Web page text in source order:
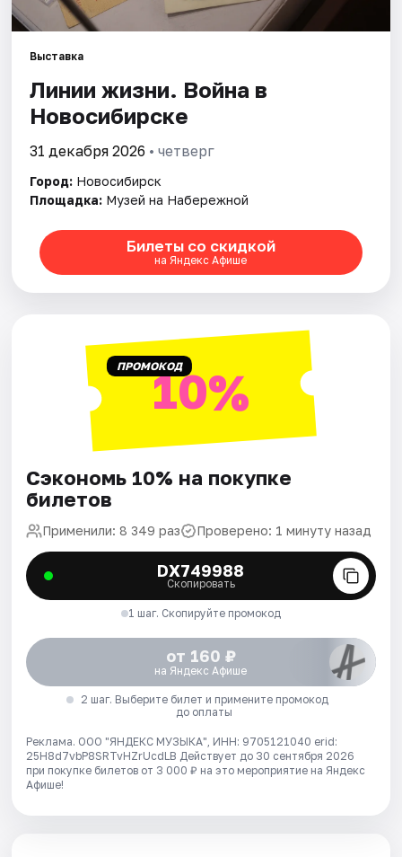
Площадки
Артисты
Выставка
Линии жизни. Война в
Новосибирске
31 декабря 2026 • четверг
Город: Новосибирск
Площадка: Музей на Набережной
Билеты со скидкой
на Яндекс Афише
ПРОМОКОД10%
Сэкономь 10% на покупке
билетов
Применили: 8 349 раз Проверено: 1 минуту назад
DX749988
Скопировать
1 шаг. Скопируйте промокод
от 160 ₽
на Яндекс Афише
2 шаг. Выберите билет и примените промокод
до оплаты
Реклама. ООО "ЯНДЕКС МУЗЫКА", ИНН: 9705121040 erid:
25H8d7vbP8SRTvHZrUcdLB Действует до 30 сентября 2026
при покупке билетов от 3 000 ₽ на это мероприятие на Яндекс
Афише!